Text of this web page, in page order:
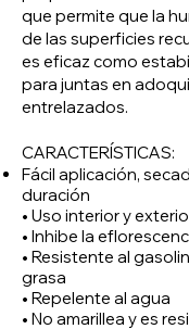
que permite que la
de las superficies
es eficaz como
para juntas en
entrelazados.
CARACTERÍSTICAS:
Fácil aplicación,
duración
• Uso interior y
• Inhibe la
• Resistente al
grasa
• Repelente al agua
• No amarillea y es